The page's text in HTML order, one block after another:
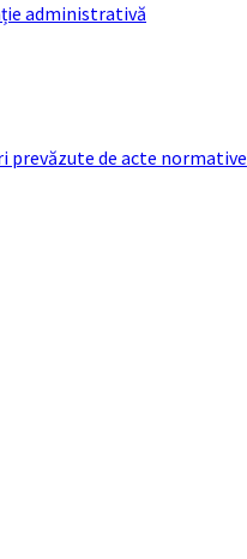
administrativă
de acte normative